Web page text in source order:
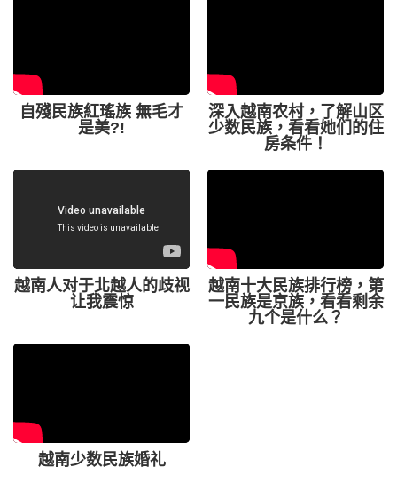
自殘民族紅瑤族 無毛才
是美?!
深入越南农村，了解山区
少数民族，看看她们的住
房条件！
越南人对于北越人的歧视
让我震惊
越南十大民族排行榜，第
一民族是京族，看看剩余
九个是什么？
越南少数民族婚礼